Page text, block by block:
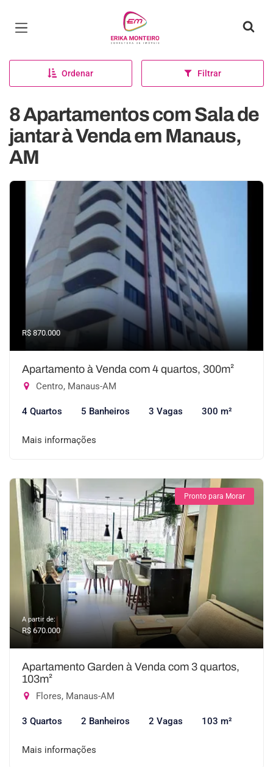
Página inicial
Ordenar Filtrar
8 Apartamentos com Sala de
jantar à Venda em Manaus,
AM
R$ 870.000
Apartamento à Venda com 4 quartos, 300m²
Centro, Manaus-AM
4 Quartos 5 Banheiros 3 Vagas 300 m²
Mais informações
Pronto para Morar
A partir de:
R$ 670.000
Apartamento Garden à Venda com 3 quartos,
103m²
Flores, Manaus-AM
3 Quartos 2 Banheiros 2 Vagas 103 m²
Mais informações